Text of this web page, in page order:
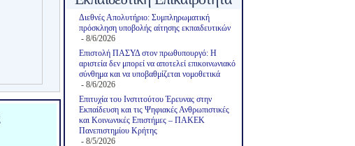
Διεθνές Απολυτήριο: Συμπληρωματική
πρόσκληση υποβολής αίτησης εκπαιδευτικών
- 8/6/2026
Επιστολή ΠΑΣΥΔ στον πρωθυπουργό: Η
αριστεία δεν μπορεί να αποτελεί επικοινωνιακό
σύνθημα και να υποβαθμίζεται νομοθετικά
- 8/6/2026
Επιτυχία του Ινστιτούτου Έρευνας στην
Εκπαίδευση και τις Ψηφιακές Ανθρωπιστικές
και Κοινωνικές Επιστήμες – ΠΑΚΕΚ
Πανεπιστημίου Κρήτης
- 8/5/2026